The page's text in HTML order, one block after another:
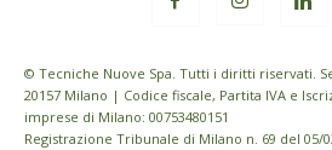
© Tecniche Nuove Spa. Tutti i diritti riservati.
20157 Milano | Codice fiscale, Partita IVA e
imprese di Milano: 00753480151
Registrazione Tribunale di Milano n. 69 del 05/